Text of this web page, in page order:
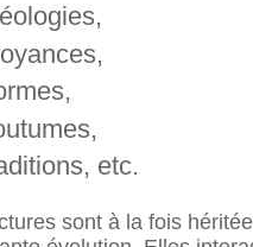
etc.
sont à la fois